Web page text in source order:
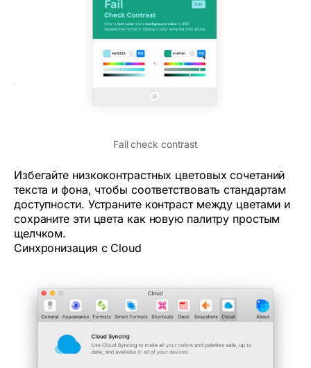
Fail check contrast
Избегайте низкоконтрастных цветовых сочетаний
текста и фона, чтобы соответствовать стандартам
доступности. Устраните контраст между цветами и
сохраните эти цвета как новую палитру простым
щелчком.
Синхронизация c Cloud